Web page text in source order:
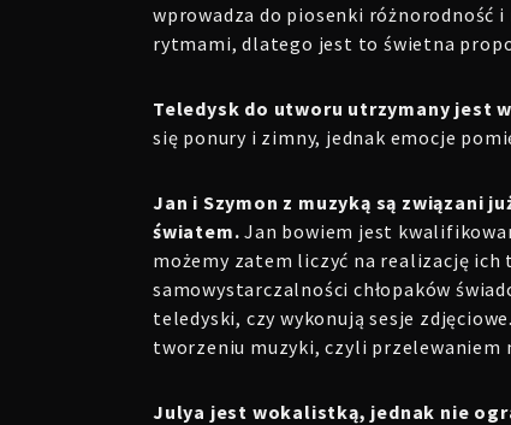
wprowadza do piosenki różnorodność
rytmami, dlatego jest to świetna
Teledysk do utworu utrzymany jest
się ponury i zimny, jednak emocje
Jan i Szymon z muzyką są związani
światem.Jan bowiem jest
możemy zatem liczyć na realizację
samowystarczalności chłopaków
teledyski, czy wykonują sesje
tworzeniu muzyki, czyli przelewaniem
Julya jest wokalistką, jednak nie